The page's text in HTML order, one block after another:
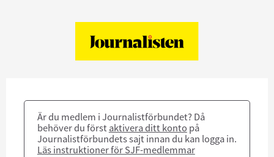
Är du medlem i Journalistförbundet? Då
behöver du först aktivera ditt konto på
Journalistförbundets sajt innan du kan logga in.
Läs instruktioner för SJF-medlemmar